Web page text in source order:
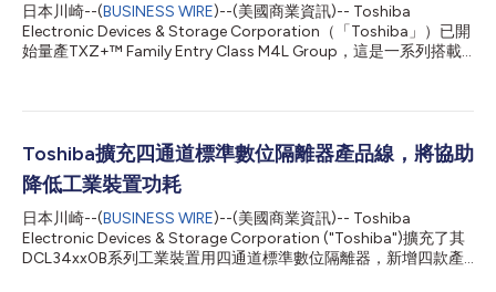
日本川崎--(BUSINESS WIRE)--(美國商業資訊)-- Toshiba
Electronic Devices & Storage Corporation（「Toshiba」）已開
始量產TXZ+™ Family Entry Class M4L Group，這是一系列搭載
消費性產品及工業設備對於能源效率、緊湊型設計、IoT連接能力
具備高精度控制能力外，也能加入提升開發效率與系統可靠性的功
能。 Toshiba的新產品是專為單馬達控制應用所設計的緊湊型微控
制器，能在單一晶片上整合專用馬達控制硬體[1]、安全功能及功能
安全措施。透過將馬達控制處理作業交由專用硬體執行，可降低
CPU負載，實現高效率且精確的馬達控制。 這些微控制器採用搭載
FPU 的 Arm® Cortex® M4核心架構，運作頻率最高可達80MHz。
其支援2.7V至5.5V的電源電壓範圍，可與現有的3V及5V系統相
Toshiba擴充四通道標準數位隔離器產品線，將協助
降低工業裝置功耗
日本川崎--(BUSINESS WIRE)--(美國商業資訊)-- Toshiba
Electronic Devices & Storage Corporation ("Toshiba")擴充了其
DCL34xx0B系列工業裝置用四通道標準數位隔離器，新增四款產